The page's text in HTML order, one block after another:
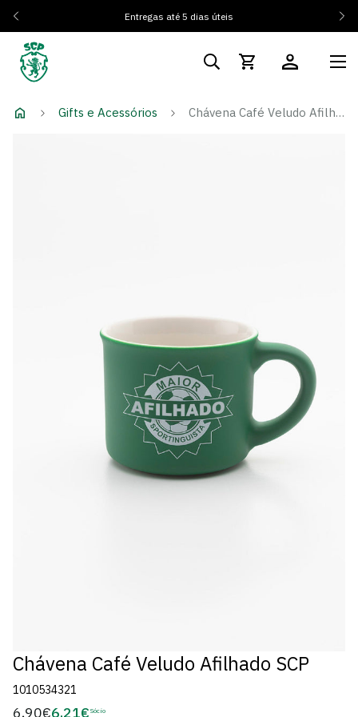
Entregas até 5 dias úteis
Gifts e Acessórios Chávena Café Veludo Afilhado SCP
Chávena Café Veludo Afilhado SCP
1010534321
Preço
6,90€6,21€ Sócio